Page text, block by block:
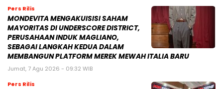
Pers Rilis
MONDEVITA MENGAKUISISI SAHAM
MAYORITAS DI UNDERSCORE DISTRICT,
PERUSAHAAN INDUK MAGLIANO,
SEBAGAI LANGKAH KEDUA DALAM
MEMBANGUN PLATFORM MEREK MEWAH ITALIA BARU
Jumat, 7 Agu 2026 - 09:32 WIB
Pers Rilis